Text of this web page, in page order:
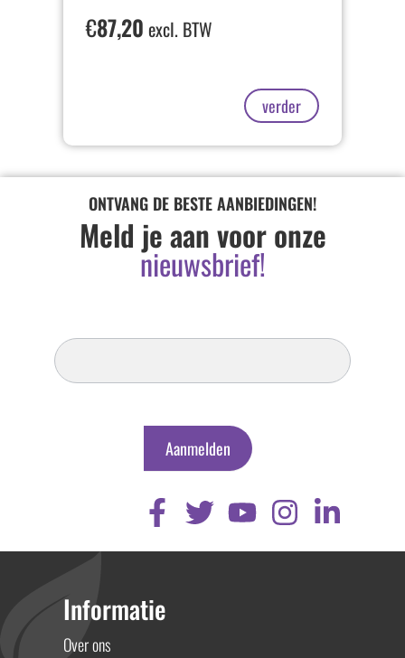
€87,20 excl. BTW
verder
ONTVANG DE BESTE AANBIEDINGEN!
Meld je aan voor onze
nieuwsbrief!
Inschrijven
Nieuwsbrief
Aanmelden
Informatie
Over ons